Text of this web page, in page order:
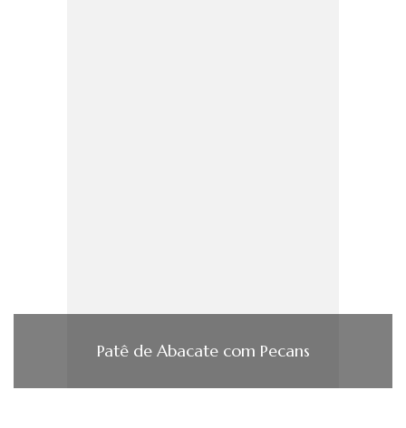
Patê de Abacate com Pecans